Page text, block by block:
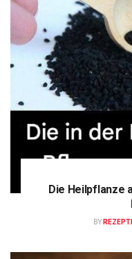
Die Heilpflanze
BY